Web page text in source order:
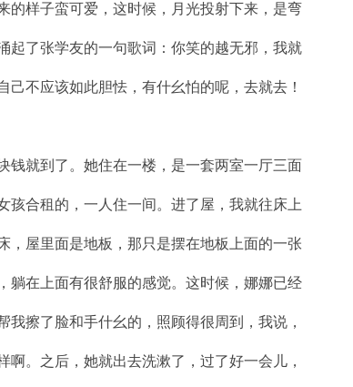
的样子蛮可爱，这时候，月光投射下来，是弯
起了张学友的一句歌词：你笑的越无邪，我就
己不应该如此胆怯，有什幺怕的呢，去就去！
就到了。她住在一楼，是一套两室一厅三面
孩合租的，一人住一间。进了屋，我就往床上
，屋里面是地板，那只是摆在地板上面的一张
躺在上面有很舒服的感觉。这时候，娜娜已经
我擦了脸和手什幺的，照顾得很周到，我说，
啊。之后，她就出去洗漱了，过了好一会儿，